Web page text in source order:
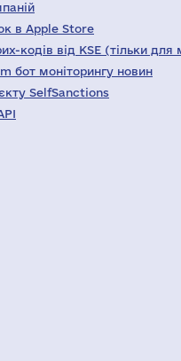
в Apple Store
кодів від KSE (тільки для
бот моніторингу новин
SelfSanctions